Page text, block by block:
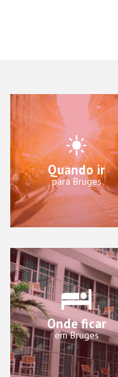
Quando ir
para Bruges
Onde ficar
em Bruges